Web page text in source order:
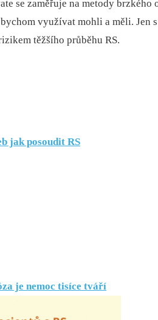
se zaměřuje na metody
využívat mohli a měli.
těžšího průběhu RS.
jak posoudit RS
je nemoc tisíce tváří